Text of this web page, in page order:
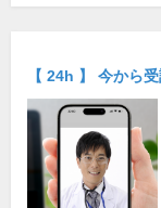
【 24h 】 今から